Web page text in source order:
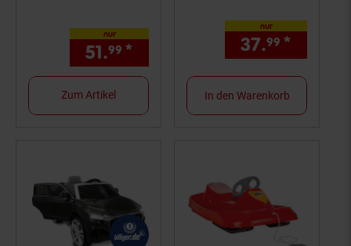
nur
51.99 * € Sternchen
Zum Artikel
nur
37.99 *
In den Warenkorb